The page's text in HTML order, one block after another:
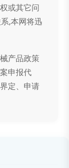
或其它问
,本网将迅
产品政策
申报代
定、申请